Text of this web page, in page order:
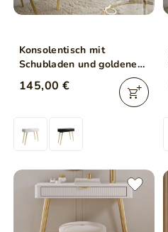
Konsolentisch mit
Schubladen und goldenen
Beinen Olivine Weiß
Hochglanz
145,00 €